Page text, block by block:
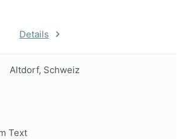
Details
Altdorf, Schweiz
Text